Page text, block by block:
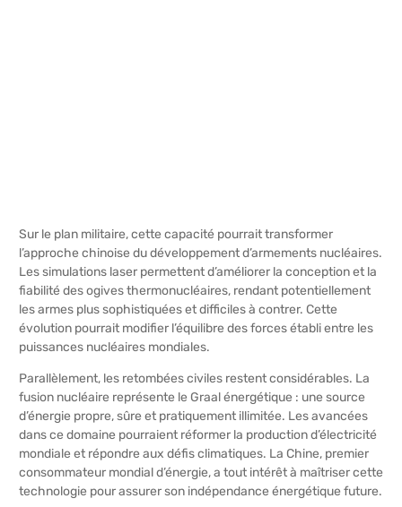
Sur le plan militaire, cette capacité pourrait transformer
l’approche chinoise du développement d’armements nucléaires.
Les simulations laser permettent d’améliorer la conception et la
fiabilité des ogives thermonucléaires, rendant potentiellement
les armes plus sophistiquées et difficiles à contrer. Cette
évolution pourrait modifier l’équilibre des forces établi entre les
puissances nucléaires mondiales.
Parallèlement, les retombées civiles restent considérables. La
fusion nucléaire représente le Graal énergétique : une source
d’énergie propre, sûre et pratiquement illimitée. Les avancées
dans ce domaine pourraient réformer la production d’électricité
mondiale et répondre aux défis climatiques. La Chine, premier
consommateur mondial d’énergie, a tout intérêt à maîtriser cette
technologie pour assurer son indépendance énergétique future.